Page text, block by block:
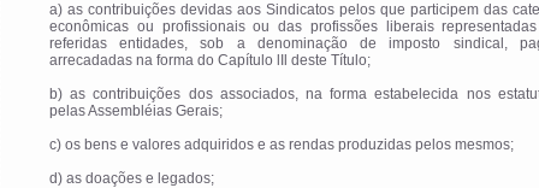
a) as contribuições devidas aos Sindicatos pelos que participem das
econômicas ou profissionais ou das profissões liberais
referidas entidades, sob a denominação de imposto sindical,
arrecadadas na forma do Capítulo lIl deste Título;
b) as contribuições dos associados, na forma estabelecida nos
pelas Assembléias Gerais;
c) os bens e valores adquiridos e as rendas produzidas pelos mesmos;
d) as doações e legados;